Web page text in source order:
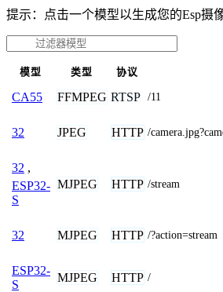
提示：点击一个模型以生成您的Esp摄
模型 类型 协议
CA55 FFMPEG RTSP /11
32 JPEG HTTP /
32 ,
ESP32-
S
MJPEG HTTP /stream
32 MJPEG HTTP /?action=stream
ESP32-
S
MJPEG HTTP /